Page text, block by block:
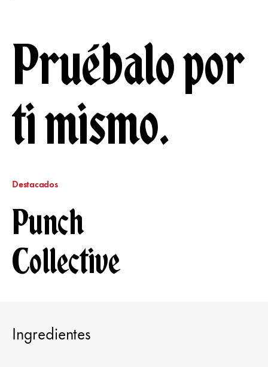
Pruébalo por
ti mismo.
Destacados
Punch
Collective
Ingredientes